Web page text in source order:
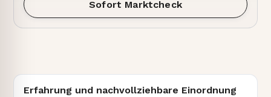
Sofort Marktcheck
Erfahrung und nachvollziehbare Einordnung